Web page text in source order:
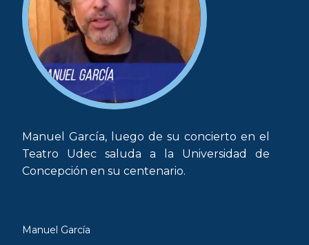
Manuel García, luego de su concierto en el
Teatro Udec saluda a la Universidad de
Concepción en su centenario.
Manuel García